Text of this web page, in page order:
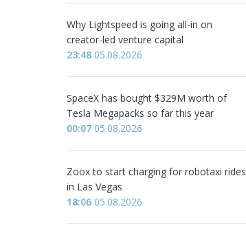
Why Lightspeed is going all-in on
creator-led venture capital
23:48 05.08.2026
SpaceX has bought $329M worth of
Tesla Megapacks so far this year
00:07 05.08.2026
Zoox to start charging for robotaxi rides
in Las Vegas
18:06 05.08.2026